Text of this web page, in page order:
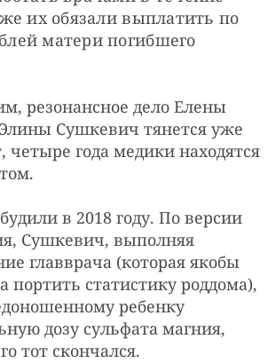
их обязали выплатить по
матери погибшего
резонансное дело Елены
Сушкевич тянется уже
четыре года медики находятся
в 2018 году. По версии
Сушкевич, выполняя
главврача (которая якобы
портить статистику роддома),
ребенку
дозу сульфата магния,
тот скончался.